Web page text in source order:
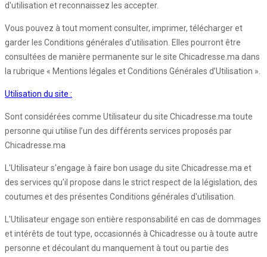
d'utilisation et reconnaissez les accepter.
Vous pouvez à tout moment consulter, imprimer, télécharger et
garder les Conditions générales d'utilisation. Elles pourront être
consultées de manière permanente sur le site Chicadresse.ma dans
la rubrique « Mentions légales et Conditions Générales d’Utilisation ».
Utilisation du site :
Sont considérées comme Utilisateur du site Chicadresse.ma toute
personne qui utilise l’un des différents services proposés par
Chicadresse.ma
L'Utilisateur s'engage à faire bon usage du site Chicadresse.ma et
des services qu’il propose dans le strict respect de la législation, des
coutumes et des présentes Conditions générales d'utilisation.
L'Utilisateur engage son entière responsabilité en cas de dommages
et intérêts de tout type, occasionnés à Chicadresse ou à toute autre
personne et découlant du manquement à tout ou partie des